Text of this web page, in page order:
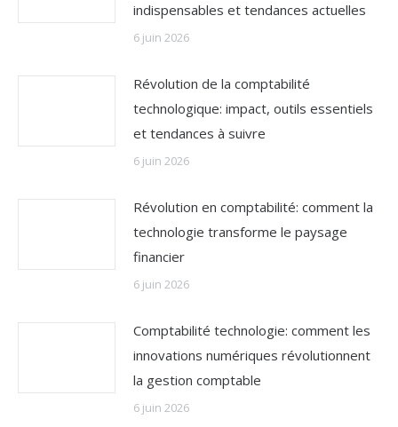
indispensables et tendances actuelles
6 juin 2026
Révolution de la comptabilité
technologique: impact, outils essentiels
et tendances à suivre
6 juin 2026
Révolution en comptabilité: comment la
technologie transforme le paysage
financier
6 juin 2026
Comptabilité technologie: comment les
innovations numériques révolutionnent
la gestion comptable
6 juin 2026